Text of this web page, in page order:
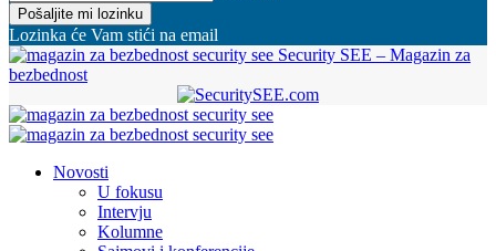
Lozinka će Vam stići na email
Security SEE – Magazin za
bezbednost
Novosti
U fokusu
Intervju
Kolumne